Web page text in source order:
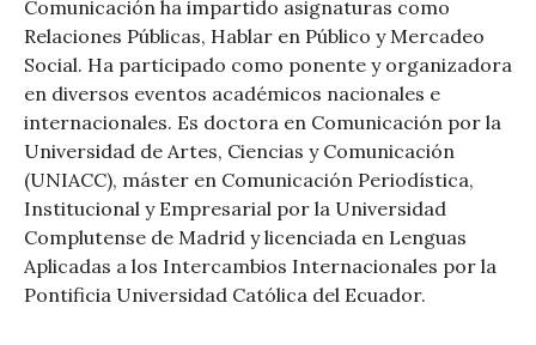
Comunicación ha impartido asignaturas como
Relaciones Públicas, Hablar en Público y Mercadeo
Social. Ha participado como ponente y organizadora
en diversos eventos académicos nacionales e
internacionales. Es doctora en Comunicación por la
Universidad de Artes, Ciencias y Comunicación
(UNIACC), máster en Comunicación Periodística,
Institucional y Empresarial por la Universidad
Complutense de Madrid y licenciada en Lenguas
Aplicadas a los Intercambios Internacionales por la
Pontificia Universidad Católica del Ecuador.